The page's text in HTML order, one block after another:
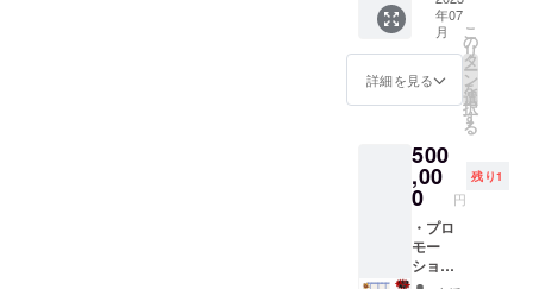
くださ
いま
せ。
映に間
に合う
ように
たしま
す。
名前を
掲載さ
せてい
ただき
舞台と
なった
能勢に
ある
「みち
くさ能
勢」
映会も
やっ
ちゃい
ます！
映画
「みち
の舞台
にも
なった
大広間
にスク
リーン
を構え
て、上
パンフ
レット
を１部
送付し
ます）
・監督
なたへ
お礼
メッ
セージ
カード
１枚
【重
要！】
を映画
パンフ
レット
と公式
ホーム
ページ
いたし
ます。
・パン
フレッ
ト完成
品も１
部送付
いたし
年07
月
詳細を見る
こ
の
リ
タ
ー
ン
を
選
択
す
る
500
,00
0 円
残り1
・プロ
モー
ション
映像制